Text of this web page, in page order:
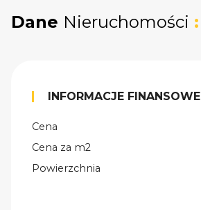
Dane Nieruchomości :
INFORMACJE FINANSOWE
Cena
Cena za m2
Powierzchnia